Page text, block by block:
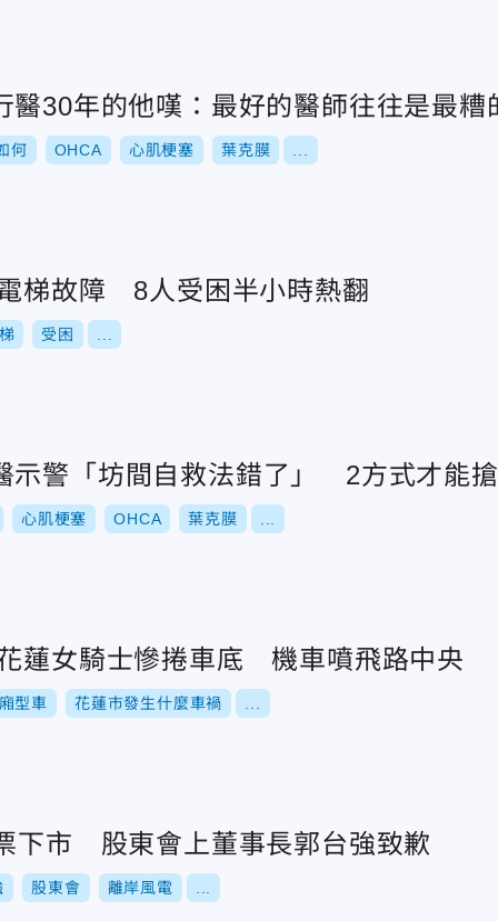
醫30年的他嘆：最好的醫師往往是最糟
何 OHCA 心肌梗塞 葉克膜
梯故障 8人受困半小時熱翻
受困
示警「坊間自救法錯了」 2方式才能
心肌梗塞 OHCA 葉克膜
蓮女騎士慘捲車底 機車噴飛路中央
廂型車 花蓮市發生什麼車禍
下市 股東會上董事長郭台強致歉
股東會 離岸風電